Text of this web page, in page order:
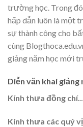
trường học. Trong
hấp dẫn luôn là một
sự thành công cho
cùng
giảng năm học mới
Diễn văn khai
Kính th­ưa đồng
Kính th­ưa các quý